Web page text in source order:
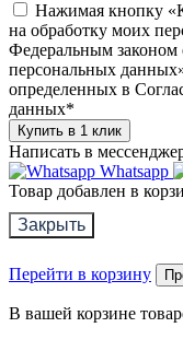
Нажимая кнопку
на обработку моих
Федеральным
персональных
определенных в
данных*
Купить в 1 клик
Написать в
Whatsapp
Товар добавлен в
Закрыть
Перейти в корзину
В вашей корзине